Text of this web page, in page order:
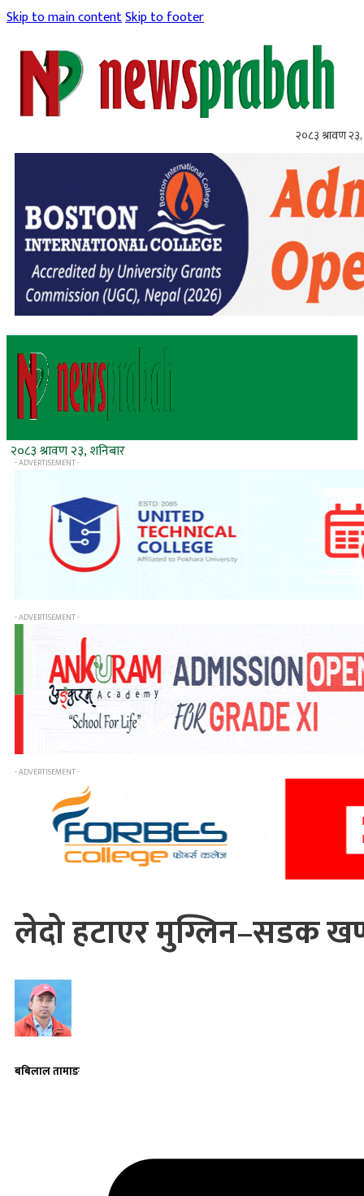
Skip to main contentSkip to footer
२०८३ श्रावण २३,
२०८३ श्रावण २३, शनिबार
- ADVERTISEMENT -
- ADVERTISEMENT -
- ADVERTISEMENT -
लेदो हटाएर मुग्लिन–सडक
बबिलाल तामाङ